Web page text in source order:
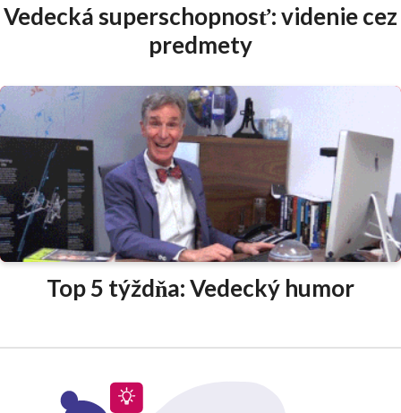
Vedecká superschopnosť: videnie cez
predmety
Top 5 týždňa: Vedecký humor